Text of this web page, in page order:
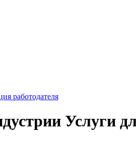
работодателя
Услуги